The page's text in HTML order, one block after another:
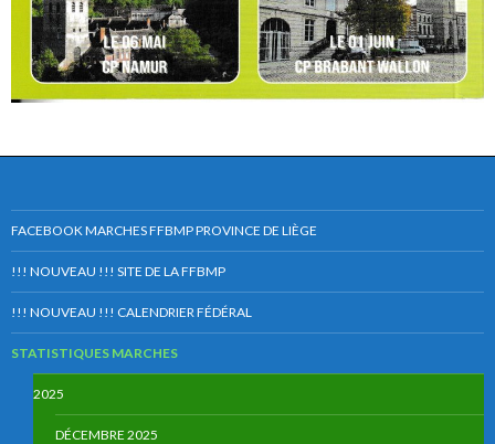
FACEBOOK MARCHES FFBMP PROVINCE DE LIÈGE
!!! NOUVEAU !!! SITE DE LA FFBMP
!!! NOUVEAU !!! CALENDRIER FÉDÉRAL
STATISTIQUES MARCHES
2025
DÉCEMBRE 2025